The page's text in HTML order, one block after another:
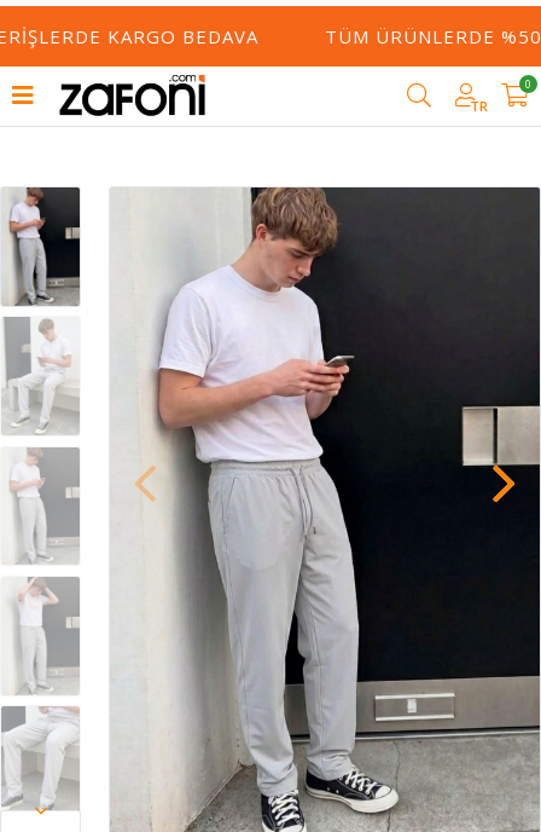
KARGO BEDAVA TÜM ÜRÜNLERDE %50
TR
0